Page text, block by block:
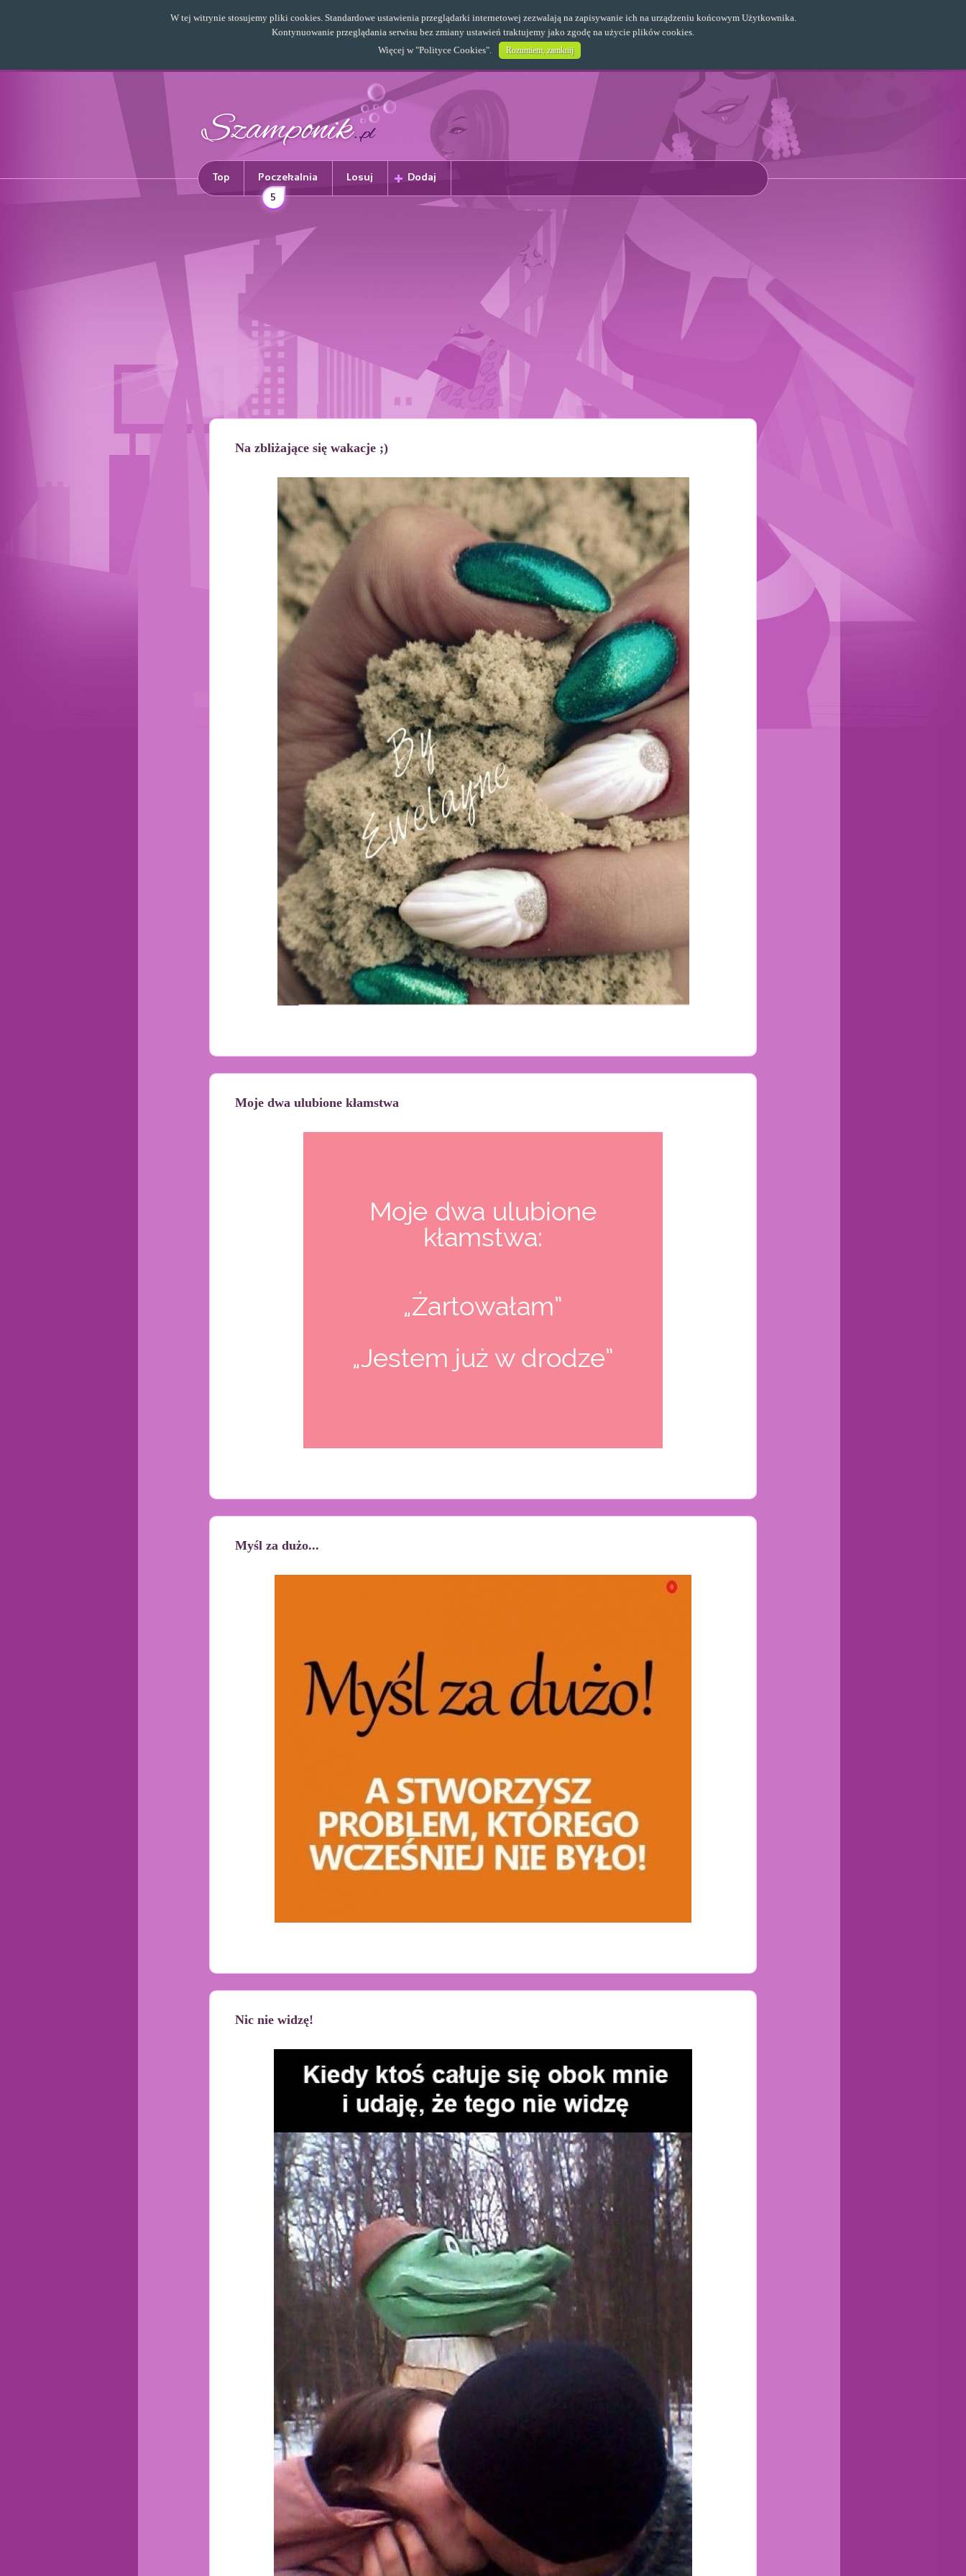
Top Poczekalnia
5
Losuj Dodaj
Na zbliżające się wakacje ;)
Moje dwa ulubione kłamstwa
Myśl za dużo...
Nic nie widzę!
W tej witrynie stosujemy pliki cookies. Standardowe ustawienia przeglądarki internetowej zezwalają na zapisywanie ich na urządzeniu końcowym Użytkownika.
Kontynuowanie przeglądania serwisu bez zmiany ustawień traktujemy jako zgodę na użycie plików cookies.
Więcej w "Polityce Cookies". Rozumiem, zamknij